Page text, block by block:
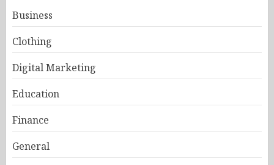
Business
Clothing
Digital Marketing
Education
Finance
General